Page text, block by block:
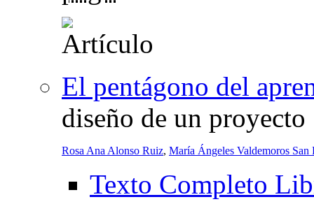
El pentágono del
diseño de un proyecto
Rosa Ana Alonso Ruiz, María Ángeles Valdemoros San
Texto Completo